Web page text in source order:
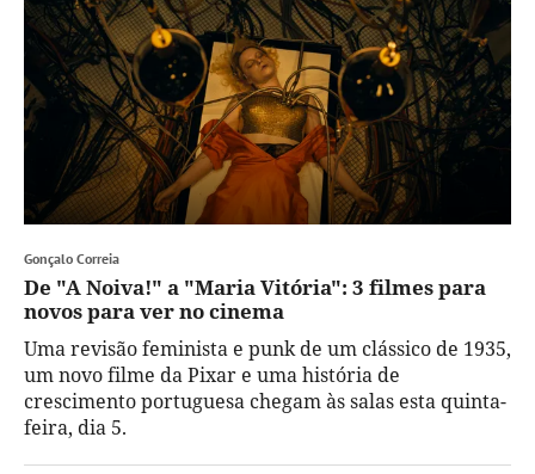
Gonçalo Correia
De "A Noiva!" a "Maria Vitória": 3 filmes para
novos para ver no cinema
Uma revisão feminista e punk de um clássico de 1935,
um novo filme da Pixar e uma história de
crescimento portuguesa chegam às salas esta quinta-
feira, dia 5.